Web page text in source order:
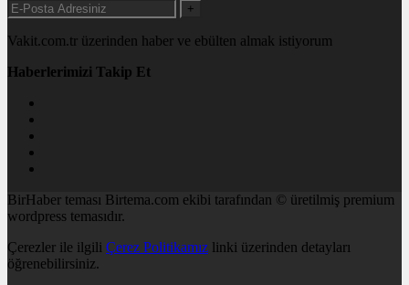
+
Vakit.com.tr üzerinden haber ve ebülten almak istiyorum
Haberlerimizi Takip Et
BirHaber teması Birtema.com ekibi tarafından © üretilmiş premium
wordpress temasıdır.
Çerezler ile ilgili Çerez Politikamız linki üzerinden detayları
öğrenebilirsiniz.